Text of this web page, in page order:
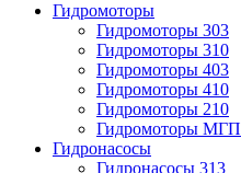
Гидромоторы
Гидромоторы 303
Гидромоторы 310
Гидромоторы 403
Гидромоторы 410
Гидромоторы 210
Гидромоторы МГП
Гидронасосы
Гидронасосы 313